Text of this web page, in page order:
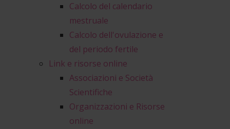
Calcolo del calendario
mestruale
Calcolo dell'ovulazione e
del periodo fertile
Link e risorse online
Associazioni e Società
Scientifiche
Organizzazioni e Risorse
online